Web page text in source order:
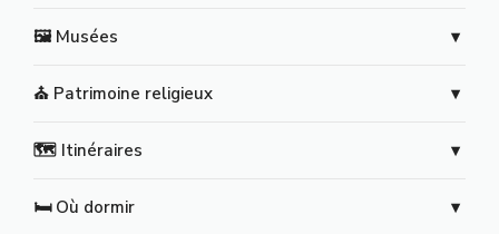
🖼️ Musées
⛪ Patrimoine religieux
🗺️ Itinéraires
🛏️ Où dormir